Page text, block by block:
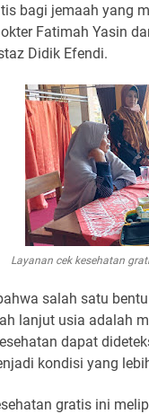
bagi jemaah yang
Fatimah Yasin
Didik Efendi.
Layanan cek kesehatan
salah satu
lanjut usia adalah
dapat
kondisi yang
gratis ini